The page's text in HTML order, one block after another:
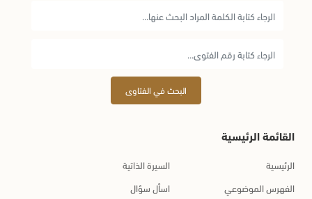
البحث في الفتاوى
القائمة الرئيسية
الرئيسية
السيرة الذاتية
الفهرس الموضوعي
اسأل سؤال